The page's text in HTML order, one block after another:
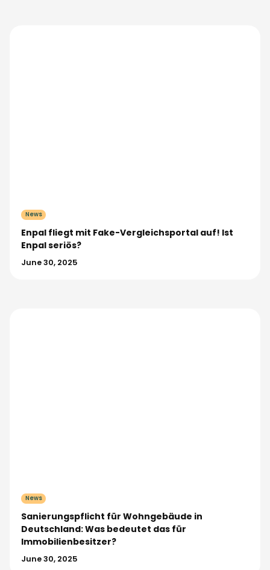
News
Enpal fliegt mit Fake-Vergleichsportal auf! Ist
Enpal seriös?
June 30, 2025
News
Sanierungspflicht für Wohngebäude in
Deutschland: Was bedeutet das für
Immobilienbesitzer?
June 30, 2025